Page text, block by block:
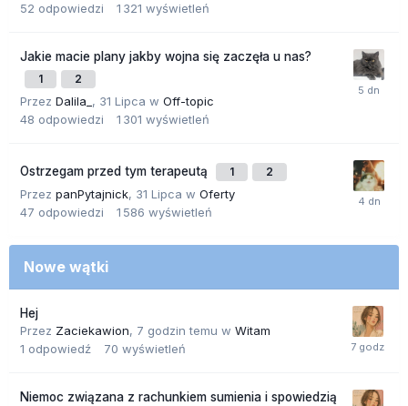
52 odpowiedzi 1 321 wyświetleń
Jakie macie plany jakby wojna się zaczęła u nas?
1 2
Przez Dalila_ , 31 Lipca w Off-topic
48 odpowiedzi 1 301 wyświetleń
Ostrzegam przed tym terapeutą 1 2
Przez panPytajnick, 31 Lipca w Oferty
47 odpowiedzi 1 586 wyświetleń
Nowe wątki
Hej
Przez Zaciekawion, 7 godzin temu w Witam
1 odpowiedź 70 wyświetleń
Niemoc związana z rachunkiem sumienia i spowiedzią